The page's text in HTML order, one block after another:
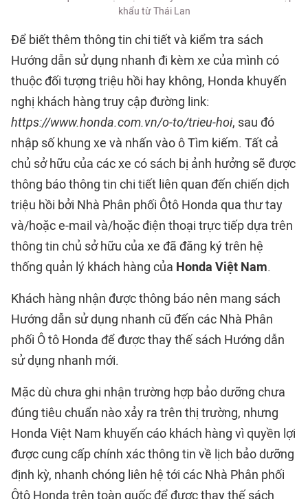
khẩu từ Thái Lan
Để biết thêm thông tin chi tiết và kiểm tra sách
Hướng dẫn sử dụng nhanh đi kèm xe của mình có
thuộc đối tượng triệu hồi hay không, Honda khuyến
nghị khách hàng truy cập đường link:
https://www.honda.com.vn/o-to/trieu-hoi, sau đó
nhập số khung xe và nhấn vào ô Tìm kiếm. Tất cả
chủ sở hữu của các xe có sách bị ảnh hưởng sẽ được
thông báo thông tin chi tiết liên quan đến chiến dịch
triệu hồi bởi Nhà Phân phối Ôtô Honda qua thư tay
và/hoặc e-mail và/hoặc điện thoại trực tiếp dựa trên
thông tin chủ sở hữu của xe đã đăng ký trên hệ
thống quản lý khách hàng của Honda Việt Nam.
Khách hàng nhận được thông báo nên mang sách
Hướng dẫn sử dụng nhanh cũ đến các Nhà Phân
phối Ô tô Honda để được thay thế sách Hướng dẫn
sử dụng nhanh mới.
Mặc dù chưa ghi nhận trường hợp bảo dưỡng chưa
đúng tiêu chuẩn nào xảy ra trên thị trường, nhưng
Honda Việt Nam khuyến cáo khách hàng vì quyền lợi
được cung cấp chính xác thông tin về lịch bảo dưỡng
định kỳ, nhanh chóng liên hệ tới các Nhà Phân phối
Ôtô Honda trên toàn quốc để được thay thế sách